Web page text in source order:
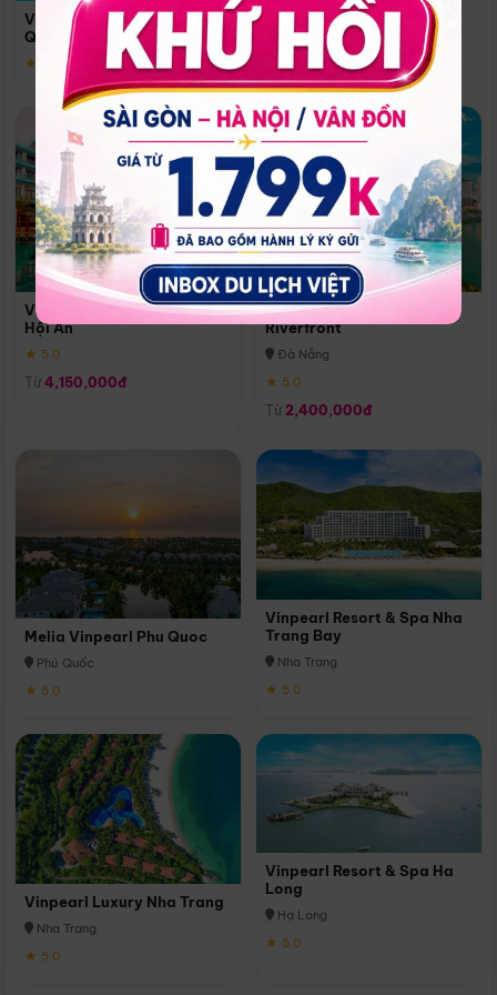
Vinpearl Resort & Spa Phu
Quoc
★ 5.0
Quoc
Phú Quốc
★ 5.0
Vinpearl Resort & Golf Nam
Hội An
★ 5.0
Từ 4,150,000đ
Melia Vinpearl Danang
Riverfront
Đà Nẵng
★ 5.0
Từ 2,400,000đ
Melia Vinpearl Phu Quoc
Phú Quốc
★ 5.0
Vinpearl Resort & Spa Nha
Trang Bay
Nha Trang
★ 5.0
Vinpearl Luxury Nha Trang
Nha Trang
★ 5.0
Vinpearl Resort & Spa Ha
Long
Hạ Long
★ 5.0